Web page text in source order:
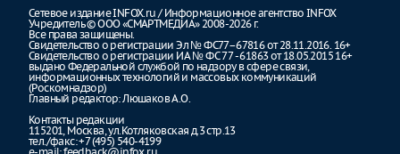
Сетевое издание INFOX.ru / Информационное агентство INFOX
Учредитель © ООО «СМАРТМЕДИА» 2008-2026 г.
Все права защищены.
Свидетельство о регистрации Эл № ФС77–67816 от 28.11.2016. 16+
Свидетельство о регистрации ИА № ФС 77 - 61863 от 18.05.2015 16+
выдано Федеральной службой по надзору в сфере связи,
информационных технологий и массовых коммуникаций
(Роскомнадзор)
Главный редактор: Люшаков А.О.
Контакты редакции
115201, Москва, ул.Котляковская д.3 стр.13
тел./факс: +7 (495) 540-4199